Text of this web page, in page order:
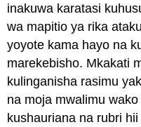
inakuwa karatasi
wa mapitio ya rika
yoyote kama hayo na
marekebisho. Mkakati
kulinganisha rasimu
na moja mwalimu
kushauriana na rubri